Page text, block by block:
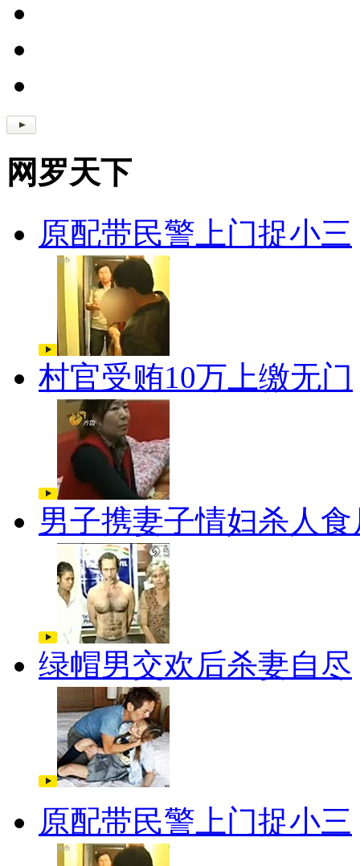
网罗天下
原配带民警上门捉小三
村官受贿10万上缴无门
男子携妻子情妇杀人食
绿帽男交欢后杀妻自尽
原配带民警上门捉小三